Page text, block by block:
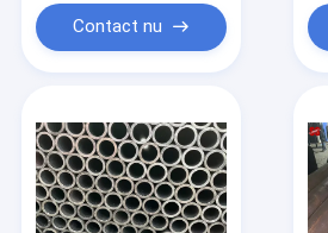
Contact nu